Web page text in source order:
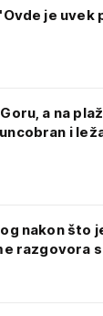
je uvek
a na
i
nakon što
razgovora